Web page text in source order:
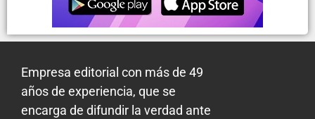
Empresa editorial con más de 49
años de experiencia, que se
encarga de difundir la verdad ante